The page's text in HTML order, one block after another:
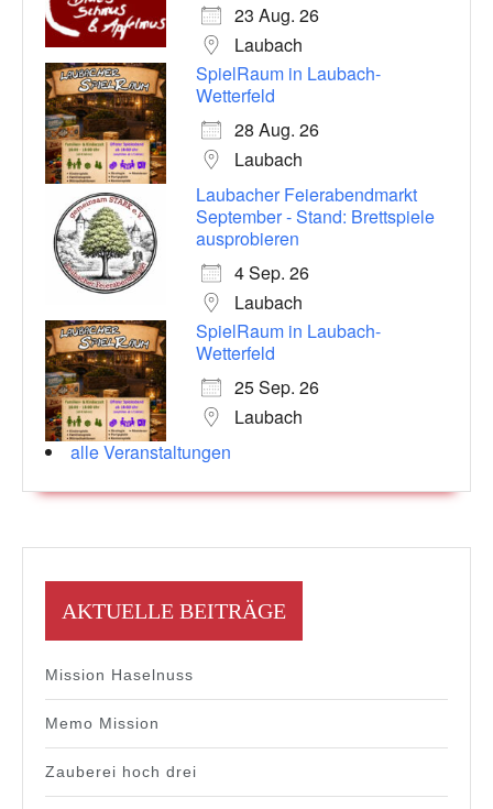
23 Aug. 26
Laubach
SpielRaum in Laubach-
Wetterfeld
28 Aug. 26
Laubach
Laubacher Feierabendmarkt
September - Stand: Brettspiele
ausprobieren
4 Sep. 26
Laubach
SpielRaum in Laubach-
Wetterfeld
25 Sep. 26
Laubach
alle Veranstaltungen
AKTUELLE BEITRÄGE
Mission Haselnuss
Memo Mission
Zauberei hoch drei